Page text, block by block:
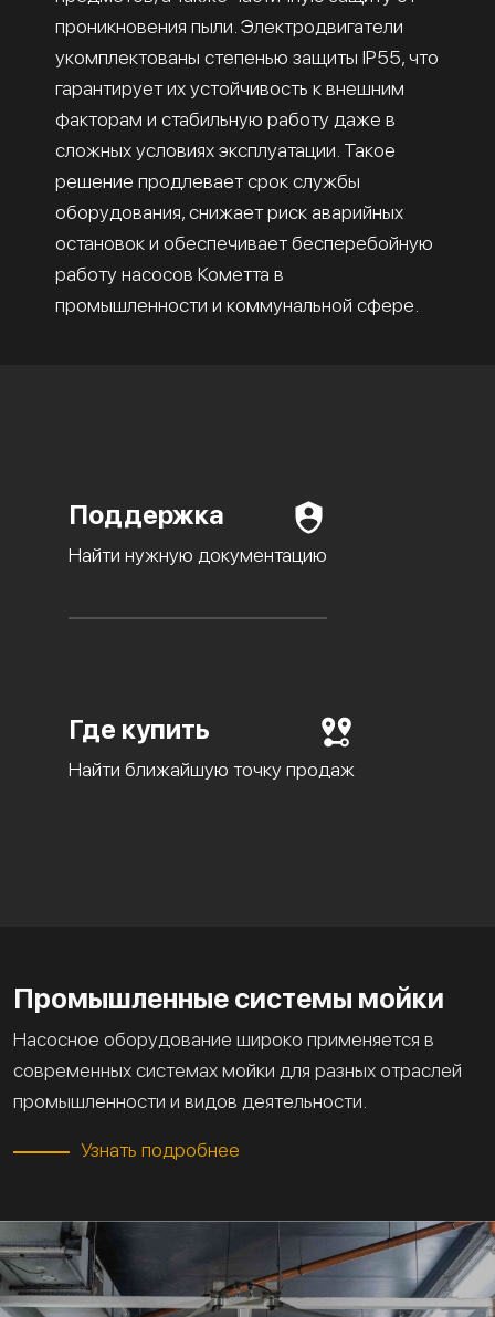
проникновения пыли. Электродвигатели
укомплектованы степенью защиты IP55, что
гарантирует их устойчивость к внешним
факторам и стабильную работу даже в
сложных условиях эксплуатации. Такое
решение продлевает срок службы
оборудования, снижает риск аварийных
остановок и обеспечивает бесперебойную
работу насосов Кометта в
промышленности и коммунальной сфере.
Поддержка
Найти нужную документацию
Где купить
Найти ближайшую точку продаж
Промышленные системы мойки
Насосное оборудование широко применяется в
современных системах мойки для разных отраслей
промышленности и видов деятельности.
Узнать подробнее